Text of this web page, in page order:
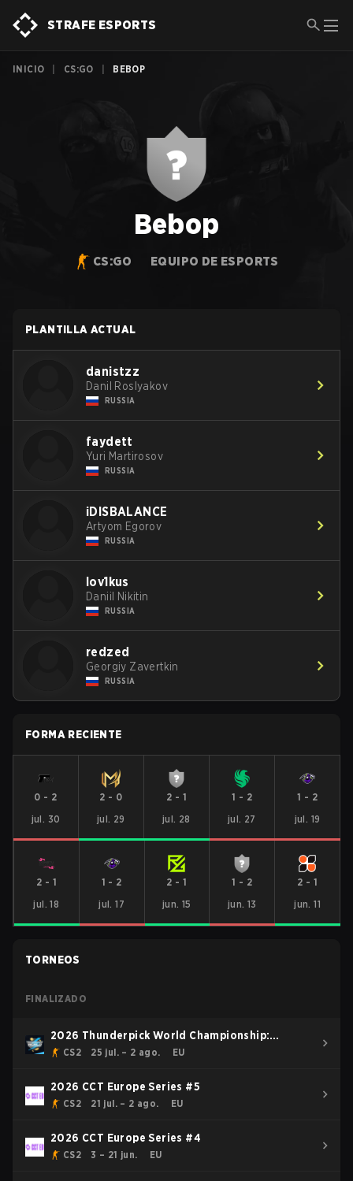
STRAFE ESPORTS
INICIO CS:GO BEBOP
Bebop
CS:GO EQUIPO DE ESPORTS
PLANTILLA ACTUAL
danistzz
Danil Roslyakov
RUSSIA
faydett
Yuri Martirosov
RUSSIA
iDISBALANCE
Artyom Egorov
RUSSIA
lov1kus
Daniil Nikitin
RUSSIA
redzed
Georgiy Zavertkin
RUSSIA
FORMA RECIENTE
0 - 2
jul. 30
2 - 0
jul. 29
2 - 1
jul. 28
1 - 2
jul. 27
1 - 2
jul. 19
2 - 1
jul. 18
1 - 2
jul. 17
2 -1
jun. 15
1 - 2
jun. 13
2 - 1
jun. 11
TORNEOS
FINALIZADO
2026 Thunderpick World Championship:
European Series #2
CS2 25 jul. – 2 ago. EU
2026 CCT Europe Series #5
CS2 21 jul. – 2 ago. EU
2026 CCT Europe Series #4
CS2 3 – 21 jun. EU